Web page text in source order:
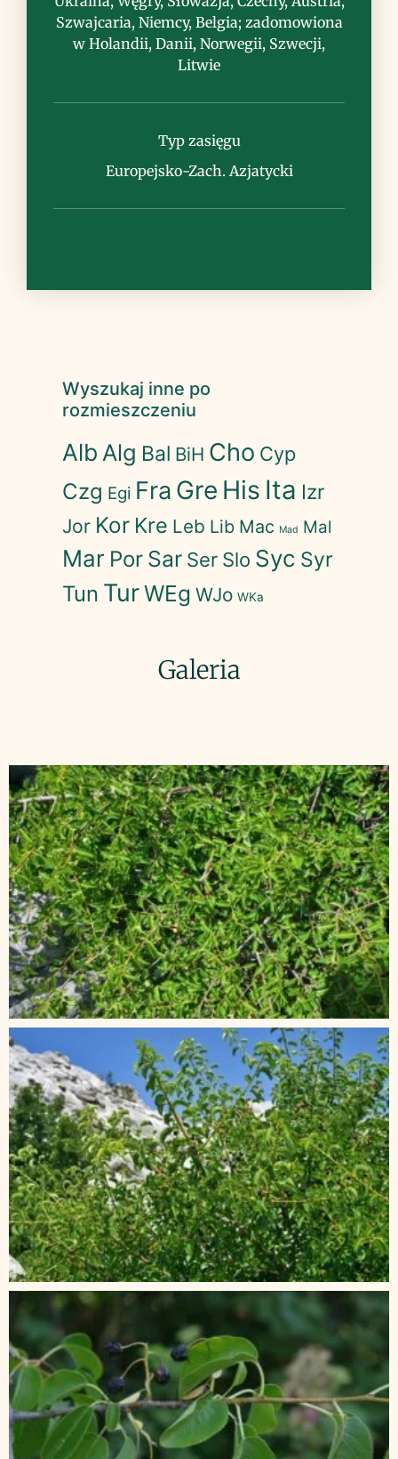
szeroką uprawę naturalny zasięg jest
zapewne zaburzony
Szwajcaria, Niemcy, Belgia; zadomowiona
w Holandii, Danii, Norwegii, Szwecji,
Litwie
Typ zasięgu
Europejsko-Zach. Azjatycki
Wyszukaj inne po
rozmieszczeniu
Alb Alg Bal BiH Cho Cyp
Czg Egi Fra Gre His Ita Izr
Jor Kor Kre Leb Lib Mac Mad Mal
Mar Por Sar Ser Slo Syc Syr
Tun TurWEg WJo WKa
Galeria